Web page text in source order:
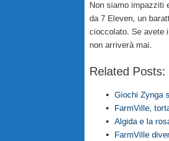
Non siamo impazziti
da 7 Eleven, un
cioccolato. Se avete
non arriverà mai.
Related Posts:
Giochi Zynga
FarmVille,
Algida e la
FarmVille